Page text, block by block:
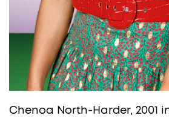
Chenoa North-Harder, 2001